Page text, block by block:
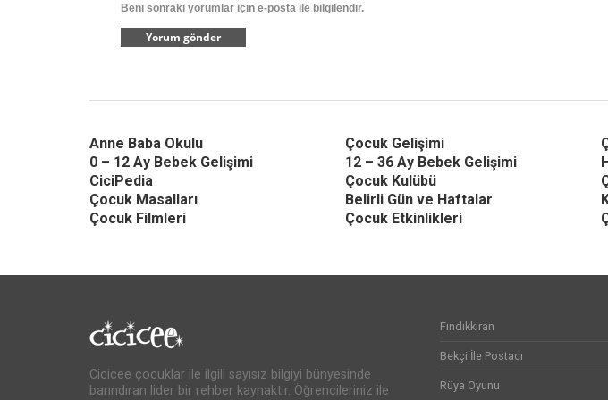
Beni sonraki yorumlar için e-posta ile bilgilendir.
Anne Baba Okulu Çocuk Gelişimi
0 – 12 Ay Bebek Gelişimi
12 – 36 Ay Bebek Gelişimi
CiciPedia
Çocuk Kulübü
Çocuk Masalları
Belirli Gün ve Haftalar
Çocuk Filmleri
Çocuk Etkinlikleri
Cicicee çocuklar ile ilgili sayısız bilgiyi bünyesinde
barındıran lider bir rehber kaynaktır. Öğrencileriniz ile
Fındıkkıran
Bekçi İle Postacı
Rüya Oyunu